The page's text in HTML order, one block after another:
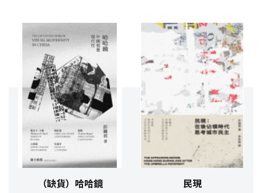
（缺貨）哈哈鏡 民現